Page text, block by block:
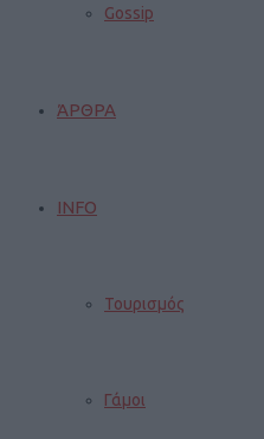
Gossip
ΆΡΘΡΑ
INFO
Τουρισμός
Γάμοι